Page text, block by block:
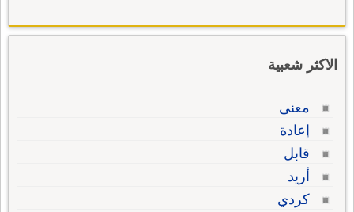
الاكثر شعبية
معنى
إعادة
قابل
أريد
كردي